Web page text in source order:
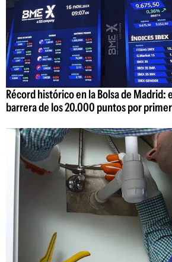
Récord histórico en la Bolsa de Madrid:
barrera de los 20.000 puntos por